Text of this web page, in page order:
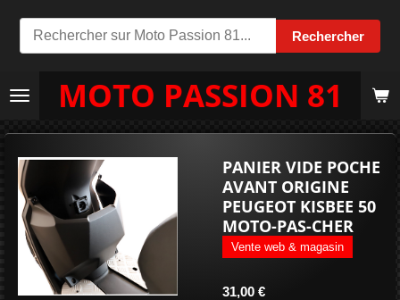
Rechercher
Passer
au
principal
MOTO PASSION 81
PANIER VIDE POCHE
AVANT ORIGINE
PEUGEOT KISBEE 50
MOTO-PAS-CHER
Vente web & magasin
31,00 €